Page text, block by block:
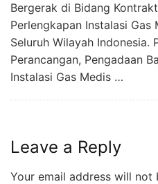
Bergerak di Bidang
Perlengkapan Instalasi Gas
Seluruh Wilayah Indonesia.
Perancangan, Pengadaan
Instalasi Gas Medis …
Leave a Reply
Your email address will not